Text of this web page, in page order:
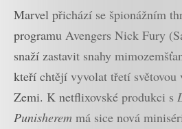
Marvel přichází se špionážním
programu Avengers Nick Fury
snaží zastavit snahy
kteří chtějí vyvolat třetí světovou
Zemi. K netflixovské produkci s
Punisherem má sice nová